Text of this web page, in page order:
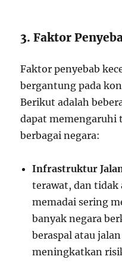
3. Faktor
Faktor penyebab
bergantung pada
Berikut adalah
dapat memengaruhi
berbagai negara:
Infrastruktur
terawat, dan tidak
memadai sering
banyak negara
beraspal atau
meningkatkan